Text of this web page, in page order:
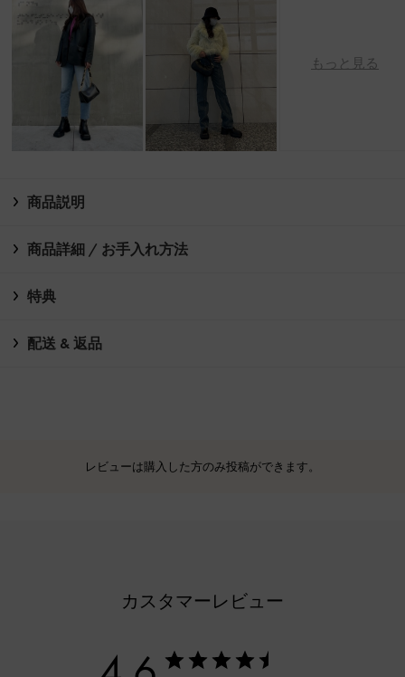
もっと見る
商品説明
商品詳細 / お手入れ方法
特典
配送 & 返品
レビューは購入した方のみ投稿ができます。
カスタマーレビュー